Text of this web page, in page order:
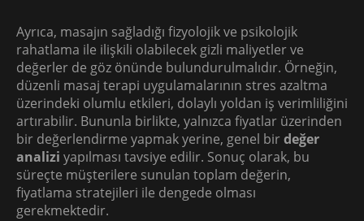
Ayrıca, masajın sağladığı fizyolojik ve psikolojik
rahatlama ile ilişkili olabilecek gizli maliyetler ve
değerler de göz önünde bulundurulmalıdır. Örneğin,
düzenli masaj terapi uygulamalarının stres azaltma
üzerindeki olumlu etkileri, dolaylı yoldan iş verimliliğini
artırabilir. Bununla birlikte, yalnızca fiyatlar üzerinden
bir değerlendirme yapmak yerine, genel birdeğer
analizi yapılması tavsiye edilir. Sonuç olarak, bu
süreçte müşterilere sunulan toplam değerin,
fiyatlama stratejileri ile dengede olması
gerekmektedir.